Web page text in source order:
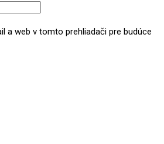
a web v tomto prehliadači pre budúce